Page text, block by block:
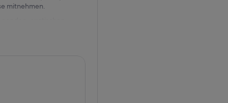
mitnehmen.
exotischen
Diese Aufführung